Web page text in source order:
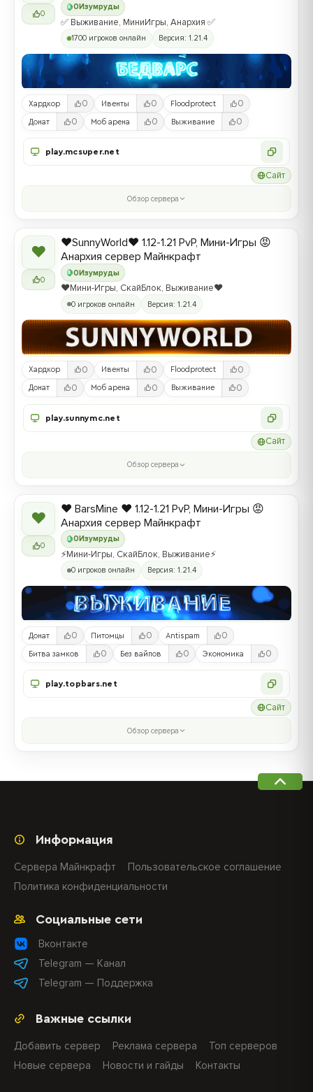
0
0 Изумруды
✅ Выживание, МиниИгры, Анархия ✅
1700 игроков онлайн Версия: 1.21.4
Хардкор 0 Ивенты 0 Floodprotect 0
Донат 0 Моб арена 0 Выживание 0
play.mcsuper.net
Сайт
Обзор сервера
❤
0
0Изумруды
❤️SunnyWorld❤️ 1.12-1.21 PvP, Мини-Игры 😡
Анархия сервер Майнкрафт
❤️Мини-Игры, СкайБлок, Выживание❤️
0 игроков онлайн Версия: 1.21.4
Хардкор 0 Ивенты 0 Floodprotect 0
Донат 0 Моб арена 0 Выживание 0
play.sunnymc.net
Сайт
Обзор сервера
❤
0
0 Изумруды
❤️ BarsMine ❤️ 1.12-1.21 PvP, Мини-Игры 😡
Анархия сервер Майнкрафт
⚡Мини-Игры, СкайБлок, Выживание⚡
0 игроков онлайн Версия: 1.21.4
Донат 0 Питомцы 0 Antispam 0
Битва замков 0 Без вайпов 0 Экономика 0
play.topbars.net
Сайт
Обзор сервера
Важные ссылки
Добавить сервер Реклама сервера
Топ серверов
Новые сервера
Новости и гайды Контакты
Социальные сети
Вконтакте
Telegram — Канал
Telegram — Поддержка
Информация
Сервера Майнкрафт
Пользовательское соглашение
Политика конфиденциальности